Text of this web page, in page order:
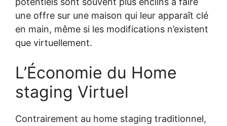
une offre sur une maison qui leur apparaît clé
en main, même si les modifications n’existent
que virtuellement.
L’Économie du Home
staging Virtuel
Contrairement au home staging traditionnel,